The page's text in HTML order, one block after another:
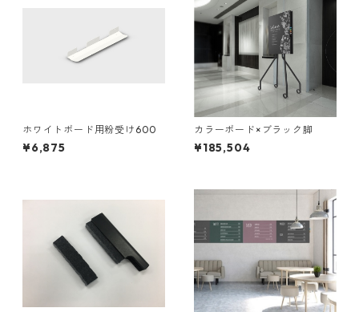
ホワイトボード用粉受け600
¥6,875
カラーボード×ブラック脚
¥185,504